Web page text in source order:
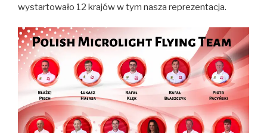
wystartowało 12 krajów w tym nasza reprezentacja.